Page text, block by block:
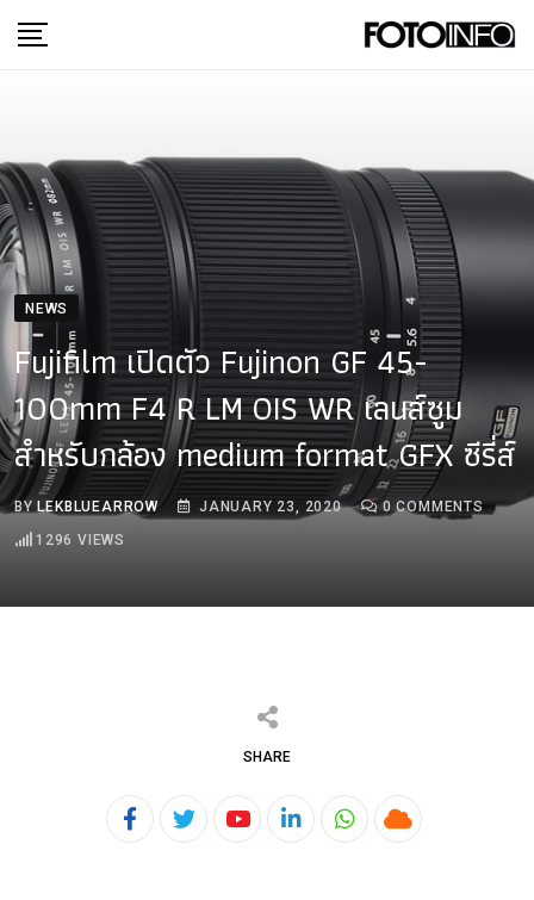
to
NEWS
Fujifilm เปิดตัว Fujinon GF 45-
100mm F4 R LM OIS WR เลนส์ซูม
สำหรับกล้อง medium format GFX ซีรี่ส์
BYLEKBLUEARROW JANUARY 23, 2020 0 COMMENTS
1296 VIEWS
SHARE
YoutubeLinkedInWhatsapp
Cloud